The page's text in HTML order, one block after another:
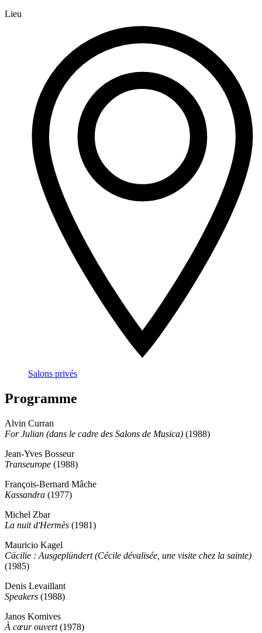
Lieu
Salons privés
Programme
Alvin Curran
For Julian (dans le cadre des Salons de Musica) (1988)
Jean-Yves Bosseur
Transeurope (1988)
François-Bernard Mâche
Kassandra (1977)
Michel Zbar
La nuit d'Hermès (1981)
Mauricio Kagel
Cäcilie : Ausgeplündert (Cécile dévalisée, une visite chez la sainte)
(1985)
Denis Levaillant
Speakers (1988)
Janos Komives
À cœur ouvert(1978)